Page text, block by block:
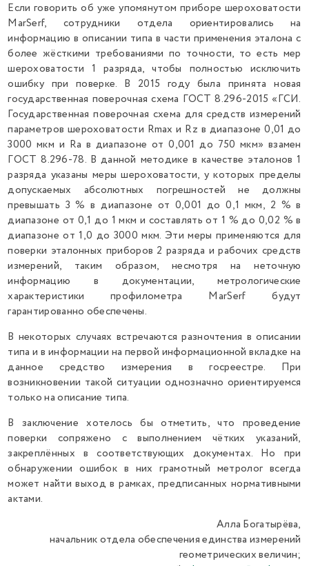
Если говорить об уже упомянутом приборе шероховатости
MarSerf, сотрудники отдела ориентировались на
информацию в описании типа в части применения эталона с
более жёсткими требованиями по точности, то есть мер
шероховатости 1 разряда, чтобы полностью исключить
ошибку при поверке. В 2015 году была принята новая
государственная поверочная схема ГОСТ 8.296-2015 «ГСИ.
Государственная поверочная схема для средств измерений
параметров шероховатости Rmax и Rz в диапазоне 0,01 до
3000 мкм и Rа в диапазоне от 0,001 до 750 мкм» взамен
ГОСТ 8.296-78. В данной методике в качестве эталонов 1
разряда указаны меры шероховатости, у которых пределы
допускаемых абсолютных погрешностей не должны
превышать 3 % в диапазоне от 0,001 до 0,1 мкм, 2 % в
диапазоне от 0,1 до 1 мкм и составлять от 1 % до 0,02 % в
диапазоне от 1,0 до 3000 мкм. Эти меры применяются для
поверки эталонных приборов 2 разряда и рабочих средств
измерений, таким образом, несмотря на неточную
информацию в документации, метрологические
характеристики профилометра MarSerf будут
гарантированно обеспечены.
В некоторых случаях встречаются разночтения в описании
типа и в информации на первой информационной вкладке на
данное средство измерения в госреестре. При
возникновении такой ситуации однозначно ориентируемся
только на описание типа.
В заключение хотелось бы отметить, что проведение
поверки сопряжено с выполнением чётких указаний,
закреплённых в соответствующих документах. Но при
обнаружении ошибок в них грамотный метролог всегда
может найти выход в рамках, предписанных нормативными
актами.
Алла Богатырёва,
начальник отдела обеспечения единства измерений
геометрических величин;